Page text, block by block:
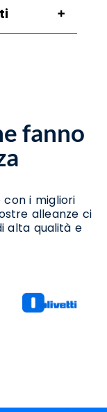
Caserta
Caserta
fanno
con i migliori
alleanze ci
alta qualità e